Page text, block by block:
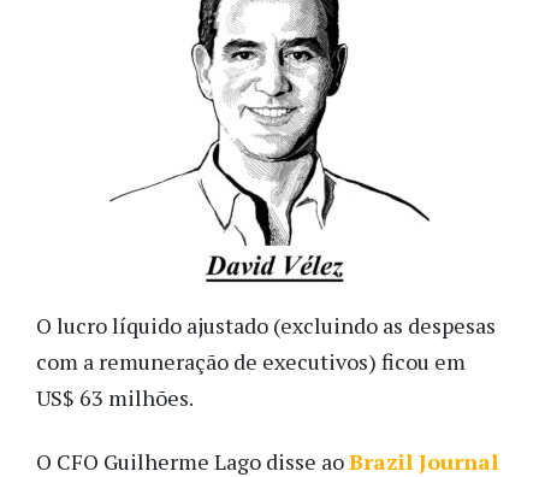
O lucro líquido ajustado (excluindo as despesas
com a remuneração de executivos) ficou em
US$ 63 milhões.
O CFO Guilherme Lago disse aoBrazil Journal